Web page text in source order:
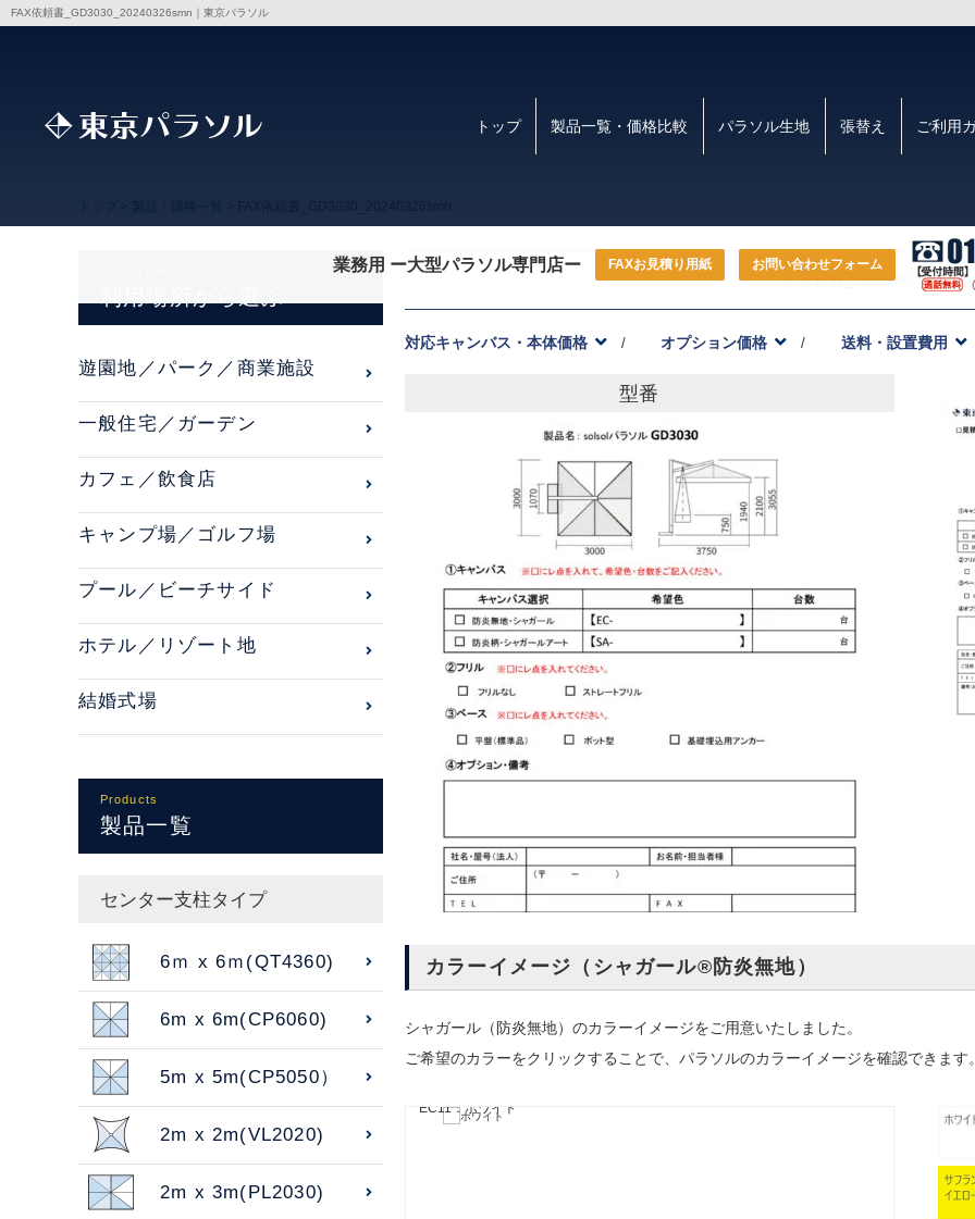
FAX依頼書_GD3030_20240326smn｜東京パラソル
トップ 製品一覧・価格比較 パラソル生地 張替え ご利用
業務用 ー大型パラソル専門店ー FAXお見積り用紙 お問い合わせフォーム
FAX依頼書
対応キャンバス・本体価格 オプション価格 送料・設置費用
型番
カラーイメージ（シャガール®防炎無地）
シャガール（防炎無地）のカラーイメージをご用意いたしました。
ご希望のカラーをクリックすることで、パラソルのカラーイメージを確認できます
EC11：ホワイト
遊園地／パーク／商業施設
一般住宅／ガーデン
カフェ／飲食店
キャンプ場／ゴルフ場
プール／ビーチサイド
ホテル／リゾート地
結婚式場
Products
製品一覧
センター支柱タイプ
6ｍ x 6ｍ(QT4360)
6m x 6m(CP6060)
5m x 5m(CP5050）
2m x 2m(VL2020)
2m x 3m(PL2030)